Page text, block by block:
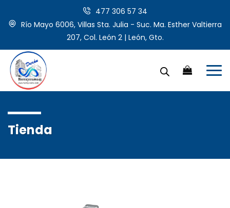
477 306 57 34
Río Mayo 6006, Villas Sta. Julia - Suc. Ma. Esther Valtierra
207, Col. León 2 | León, Gto.
Tienda